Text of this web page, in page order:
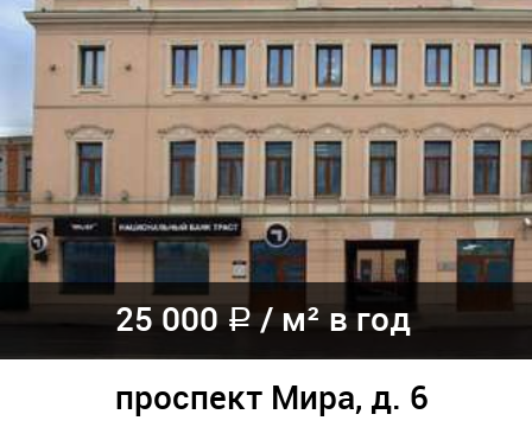
25 000 a / м² в год
проспект Мира, д. 6